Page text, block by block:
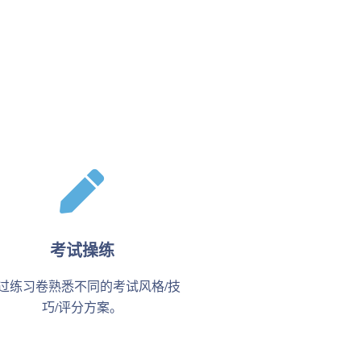
考试操练
练习卷熟悉不同的考试风格/技
巧/评分方案。